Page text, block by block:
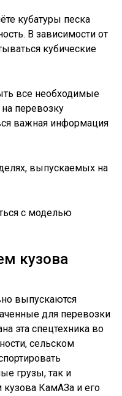
кубатуры песка
В зависимости от
кубические
все необходимые
перевозку
важная информация
выпускаемых на
с моделью
кузова
выпускаются
для перевозки
эта спецтехника во
сельском
грузы, так и
КамАЗа и его